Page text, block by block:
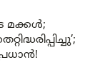
മക്കൾ;